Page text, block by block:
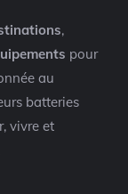
,
pour
au
batteries
vivre et